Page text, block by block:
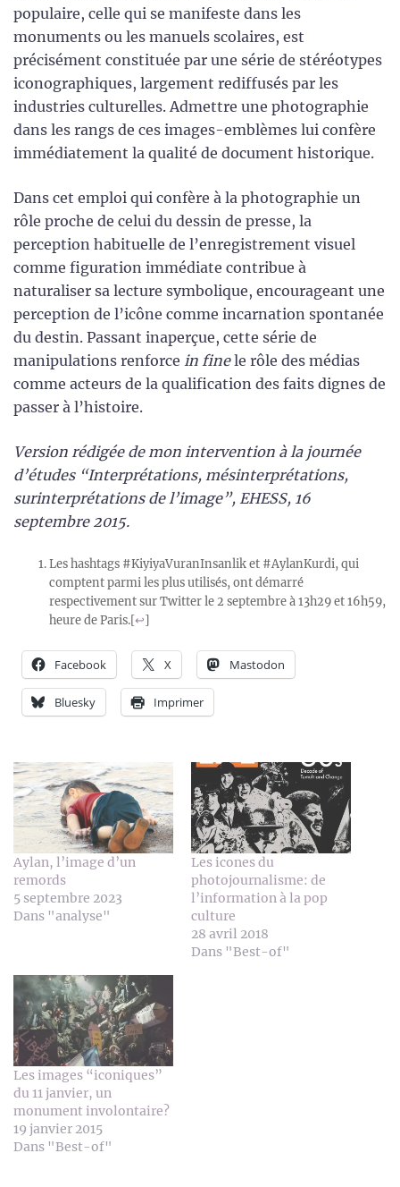
populaire, celle qui se manifeste dans les
monuments ou les manuels scolaires, est
précisément constituée par une série de stéréotypes
iconographiques, largement rediffusés par les
industries culturelles. Admettre une photographie
dans les rangs de ces images-emblèmes lui confère
immédiatement la qualité de document historique.
Dans cet emploi qui confère à la photographie un
rôle proche de celui du dessin de presse, la
perception habituelle de l’enregistrement visuel
comme figuration immédiate contribue à
naturaliser sa lecture symbolique, encourageant une
perception de l’icône comme incarnation spontanée
du destin. Passant inaperçue, cette série de
manipulations renforce in finele rôle des médias
comme acteurs de la qualification des faits dignes de
passer à l’histoire.
Version rédigée de mon intervention à la journée
d’études “Interprétations, mésinterprétations,
surinterprétations de l’image”, EHESS, 16
septembre 2015.
Les hashtags #KiyiyaVuranInsanlik et #AylanKurdi, qui
comptent parmi les plus utilisés, ont démarré
respectivement sur Twitter le 2 septembre à 13h29 et 16h59,
heure de Paris.[↩]
Facebook X Mastodon
Bluesky Imprimer
Aylan, l’image d’un
remords
5 septembre 2023
Dans "analyse"
Les icones du
photojournalisme: de
l’information à la pop
culture
28 avril 2018
Dans "Best-of"
Les images “iconiques”
du 11 janvier, un
monument involontaire?
19 janvier 2015
Dans "Best-of"